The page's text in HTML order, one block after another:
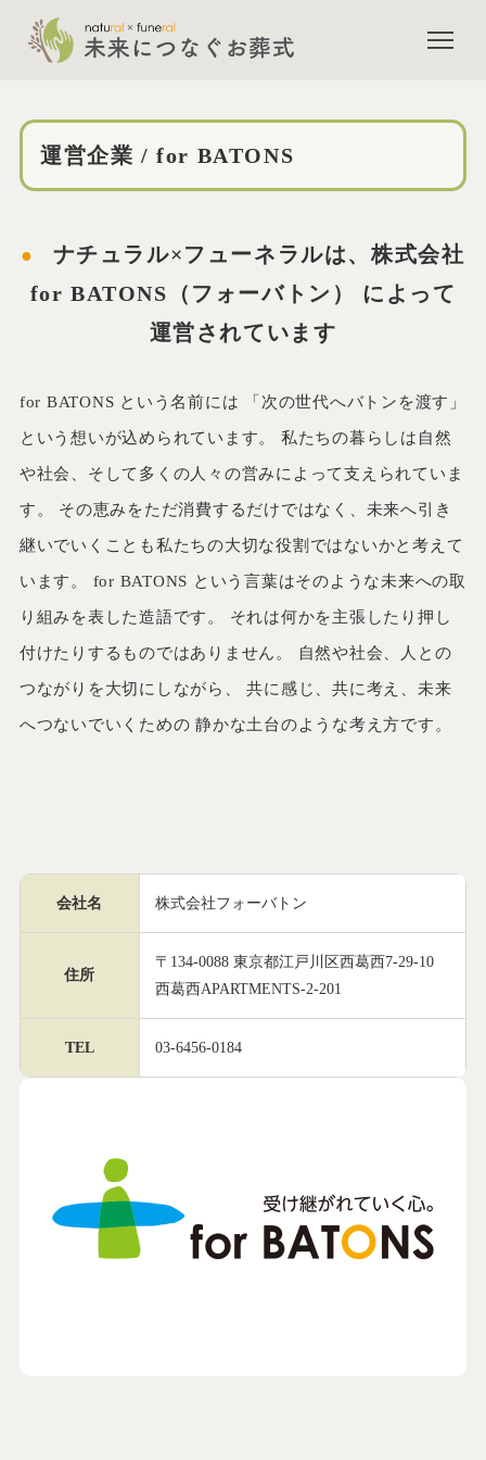
運営企業 / for BATONS | ナ
運営企業 / for BATONS
ナチュラル×フューネラルは、株式会社
for BATONS（フォーバトン） によって
運営されています
for BATONS という名前には 「次の世代へバトンを渡す」
という想いが込められています。 私たちの暮らしは自然
や社会、そして多くの人々の営みによって支えられていま
す。 その恵みをただ消費するだけではなく、未来へ引き
継いでいくことも私たちの大切な役割ではないかと考えて
います。 for BATONS という言葉はそのような未来への取
り組みを表した造語です。 それは何かを主張したり押し
付けたりするものではありません。 自然や社会、人との
つながりを大切にしながら、 共に感じ、共に考え、未来
へつないでいくための 静かな土台のような考え方です。
会社名 株式会社フォーバトン
住所
〒134-0088 東京都江戸川区西葛西7-29-10
西葛西APARTMENTS-2-201
TEL 03-6456-0184